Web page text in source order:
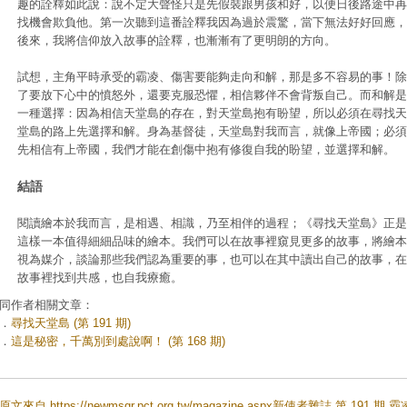
趣的詮釋如此說：說不定大聲怪只是先假裝跟男孩和好，以便日後路途中再
找機會欺負他。第一次聽到這番詮釋我因為過於震驚，當下無法好好回應，
後來，我將信仰放入故事的詮釋，也漸漸有了更明朗的方向。
試想，主角平時承受的霸凌、傷害要能夠走向和解，那是多不容易的事！除
了要放下心中的憤怒外，還要克服恐懼，相信夥伴不會背叛自己。而和解是
一種選擇：因為相信天堂島的存在，對天堂島抱有盼望，所以必須在尋找天
堂島的路上先選擇和解。身為基督徒，天堂島對我而言，就像上帝國；必須
先相信有上帝國，我們才能在創傷中抱有修復自我的盼望，並選擇和解。
結語
閱讀繪本於我而言，是相遇、相識，乃至相伴的過程；《尋找天堂島》正是
這樣一本值得細細品味的繪本。我們可以在故事裡窺見更多的故事，將繪本
視為媒介，談論那些我們認為重要的事，也可以在其中讀出自己的故事，在
故事裡找到共感，也自我療癒。
同作者相關文章：
． 尋找天堂島 (第 191 期)
． 這是秘密，千萬別到處說啊！ (第 168 期)